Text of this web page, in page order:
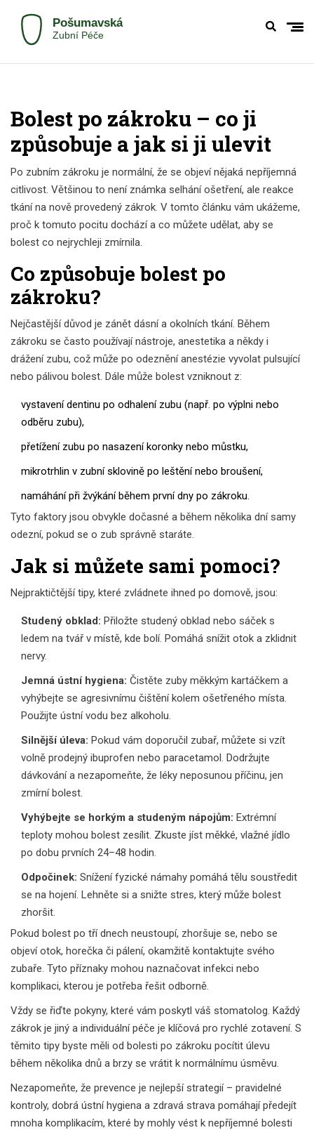
Bolest po zákroku – co ji
způsobuje a jak si ji ulevit
Po zubním zákroku je normální, že se objeví nějaká nepříjemná
citlivost. Většinou to není známka selhání ošetření, ale reakce
tkání na nově provedený zákrok. V tomto článku vám ukážeme,
proč k tomuto pocitu dochází a co můžete udělat, aby se
bolest co nejrychleji zmírnila.
Co způsobuje bolest po
zákroku?
Nejčastější důvod je zánět dásní a okolních tkání. Během
zákroku se často používají nástroje, anestetika a někdy i
drážení zubu, což může po odeznění anestézie vyvolat pulsující
nebo pálivou bolest. Dále může bolest vzniknout z:
vystavení dentinu po odhalení zubu (např. po výplni nebo
odběru zubu),
přetížení zubu po nasazení koronky nebo můstku,
mikrotrhlin v zubní sklovině po leštění nebo broušení,
namáhání při žvýkání během první dny po zákroku.
Tyto faktory jsou obvykle dočasné a během několika dní samy
odezní, pokud se o zub správně staráte.
Jak si můžete sami pomoci?
Nejpraktičtější tipy, které zvládnete ihned po domově, jsou:
Studený obklad: Přiložte studený obklad nebo sáček s
ledem na tvář v místě, kde bolí. Pomáhá snížit otok a zklidnit
nervy.
Jemná ústní hygiena: Čistěte zuby měkkým kartáčkem a
vyhýbejte se agresivnímu čištění kolem ošetřeného místa.
Použijte ústní vodu bez alkoholu.
Silnější úleva: Pokud vám doporučil zubař, můžete si vzít
volně prodejný ibuprofen nebo paracetamol. Dodržujte
dávkování a nezapomeňte, že léky neposunou příčinu, jen
zmírní bolest.
Vyhýbejte se horkým a studeným nápojům: Extrémní
teploty mohou bolest zesílit. Zkuste jíst měkké, vlažné jídlo
po dobu prvních 24–48 hodin.
Odpočinek: Snížení fyzické námahy pomáhá tělu soustředit
se na hojení. Lehněte si a snižte stres, který může bolest
zhoršit.
Pokud bolest po tří dnech neustoupí, zhoršuje se, nebo se
objeví otok, horečka či pálení, okamžitě kontaktujte svého
zubaře. Tyto příznaky mohou naznačovat infekci nebo
komplikaci, kterou je potřeba řešit odborně.
Vždy se řiďte pokyny, které vám poskytl váš stomatolog. Každý
zákrok je jiný a individuální péče je klíčová pro rychlé zotavení. S
těmito tipy byste měli od bolesti po zákroku pocítit úlevu
během několika dnů a brzy se vrátit k normálnímu úsměvu.
Nezapomeňte, že prevence je nejlepší strategií – pravidelné
kontroly, dobrá ústní hygiena a zdravá strava pomáhají předejít
mnoha komplikacím, které by mohly vést k nepříjemné bolesti